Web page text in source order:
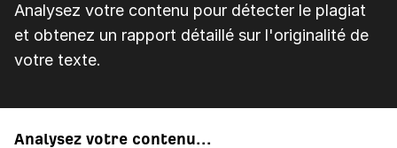
Analysez votre contenu pour détecter le plagiat
et obtenez un rapport détaillé sur l'originalité de
votre texte.
Analysez votre contenu...